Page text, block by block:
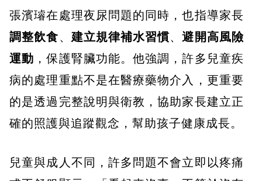
張濱璿在處理夜尿問題的同時，也指導家長
調整飲食、 建立規律補水習慣、避開高風險
運動 ，保護腎臟功能。他強調，許多兒童疾
病的處理重點不是在醫療藥物介入，更重要
的是透過完整說明與衛教，協助家長建立正
確的照護與追蹤觀念，幫助孩子健康成長。
兒童與成人不同，許多問題不會立即以疼痛